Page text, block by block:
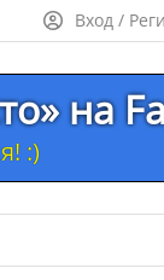
Вход /
на
:)